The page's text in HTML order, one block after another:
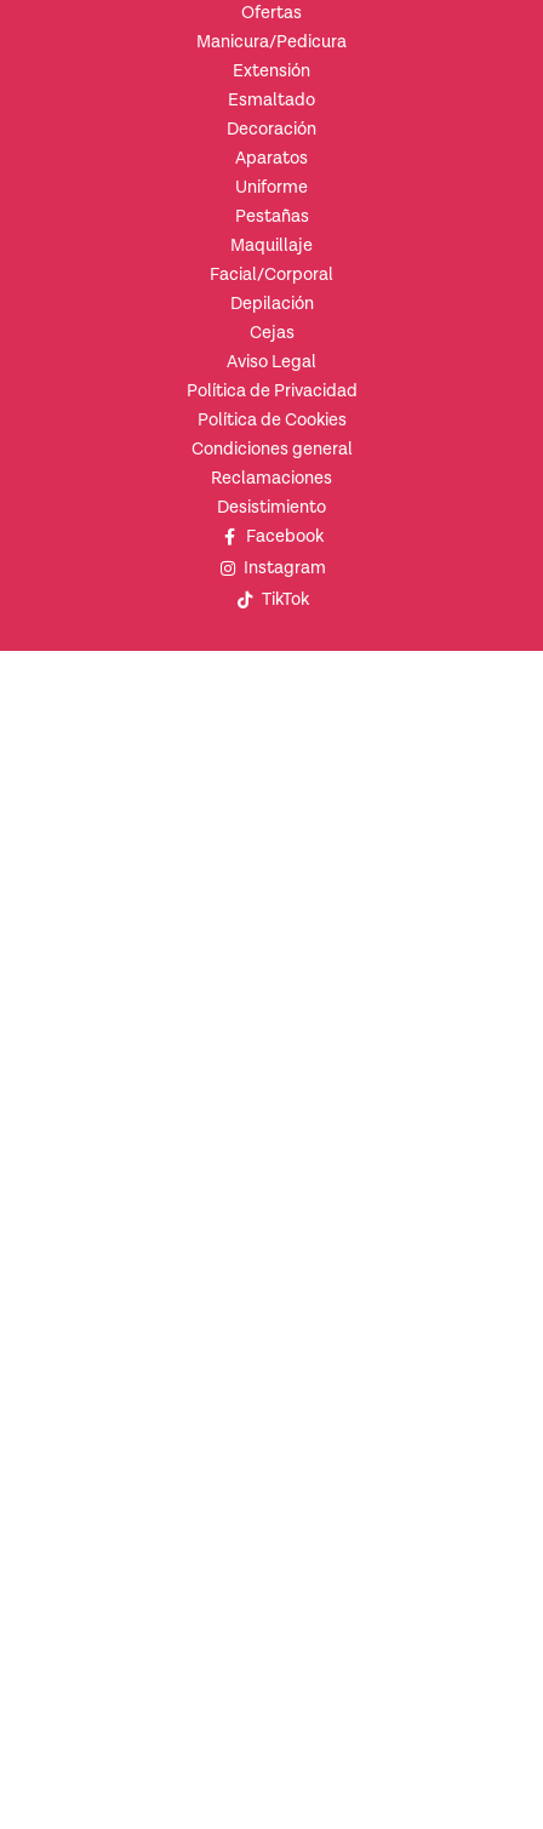
Ofertas
Manicura/Pedicura
Extensión
Esmaltado
Decoración
Aparatos
Uniforme
Pestañas
Maquillaje
Facial/Corporal
Depilación
Cejas
Aviso Legal
Política de Privacidad
Política de Cookies
Condiciones general
Reclamaciones
Desistimiento
Facebook
Instagram
TikTok